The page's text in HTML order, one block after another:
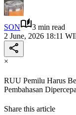
SON
3 min read
2 June, 2026 18:11
×
RUU Pemilu Harus
Pembahasan
Share this article